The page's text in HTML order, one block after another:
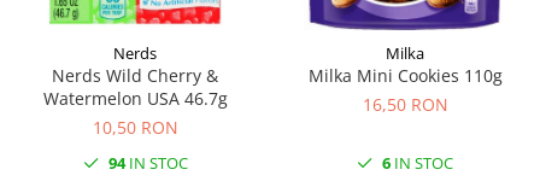
Nerds
Nerds Wild Cherry &
Watermelon USA 46.7g
10,50 RON
94IN STOC
Milka
Milka Mini Cookies 110g
16,50 RON
6 IN STOC